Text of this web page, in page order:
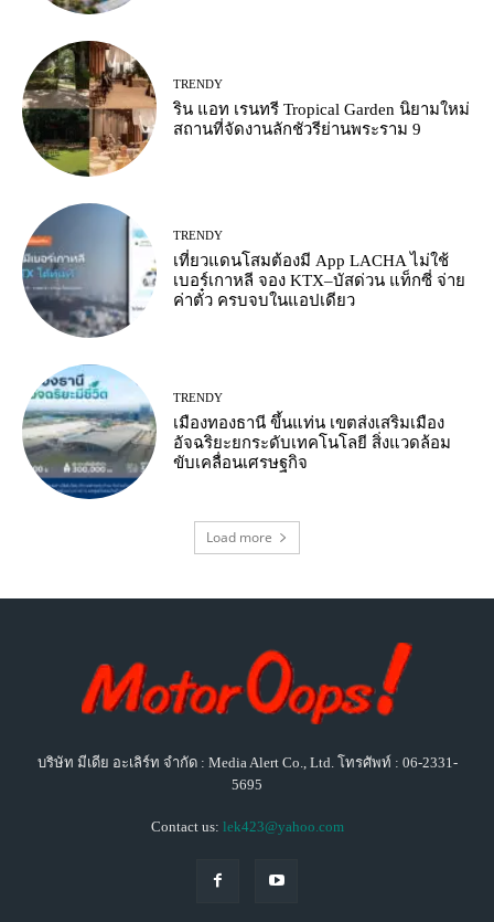
TRENDY
ริน แอท เรนทรี Tropical Garden นิยามใหม่
สถานที่จัดงานลักชัวรีย่านพระราม 9
TRENDY
เที่ยวแดนโสมต้องมี App LACHA ไม่ใช้
เบอร์เกาหลี จอง KTX–บัสด่วน แท็กซี่ จ่าย
ค่าตั๋ว ครบจบในแอปเดียว
TRENDY
เมืองทองธานี ขึ้นแท่น เขตส่งเสริมเมือง
อัจฉริยะยกระดับเทคโนโลยี สิ่งแวดล้อม
ขับเคลื่อนเศรษฐกิจ
Load more
บริษัท มีเดีย อะเลิร์ท จำกัด : Media Alert Co., Ltd. โทรศัพท์ : 06-2331-
5695
Contact us: lek423@yahoo.com